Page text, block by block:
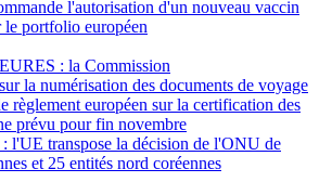
l'autorisation d'un nouveau vaccin
le portfolio européen
: la Commission
la numérisation des documents de voyage
règlement européen sur la certification des
prévu pour fin novembre
l'UE transpose la décision de l'ONU de
et 25 entités nord coréennes